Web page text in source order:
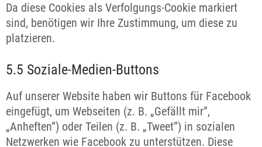
Da diese Cookies als Verfolgungs-Cookie markiert
sind, benötigen wir Ihre Zustimmung, um diese zu
platzieren.
5.5 Soziale-Medien-Buttons
Auf unserer Website haben wir Buttons für Facebook
eingefügt, um Webseiten (z. B. „Gefällt mir”,
„Anheften”) oder Teilen (z. B. „Tweet”) in sozialen
Netzwerken wie Facebook zu unterstützen. Diese